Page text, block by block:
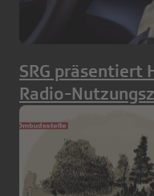
SRG präsentiert
Radio-